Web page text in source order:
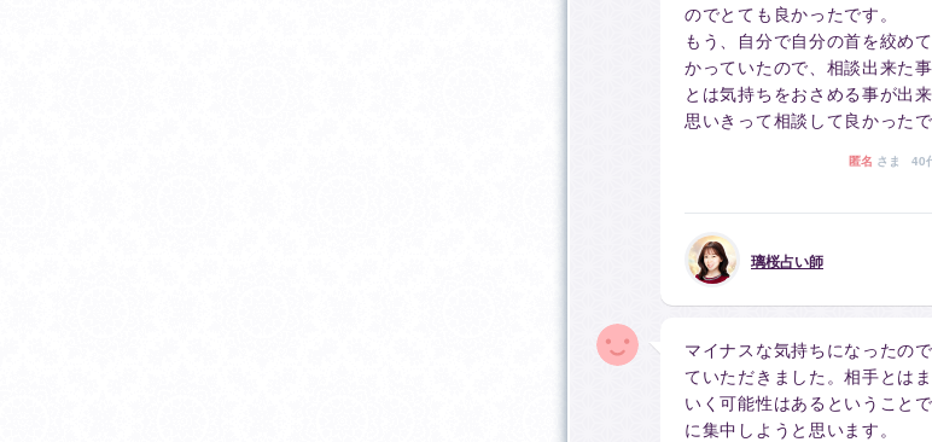
のでとても良かったです。
もう、自分で自分の首を絞め
かっていたので、相談出来た
とは気持ちをおさめる事が出来
思いきって相談して良かったで
匿名 さま
40
璃桜占い師
マイナスな気持ちになったの
ていただきました。相手とは
いく可能性はあるということ
に集中しようと思います。